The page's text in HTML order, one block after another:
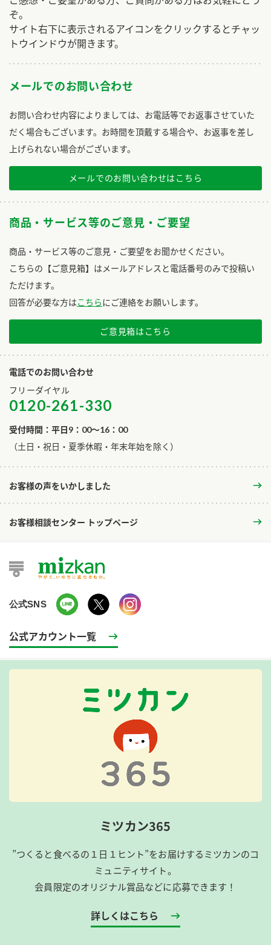
ぞ。
サイト右下に表示されるアイコンをクリックするとチャッ
トウインドウが開きます。
メールでのお問い合わせ
お問い合わせ内容によりましては、お電話等でお返事させていた
だく場合もございます。お時間を頂戴する場合や、お返事を差し
上げられない場合がございます。
メールでのお問い合わせはこちら
商品・サービス等のご意見・ご要望
商品・サービス等のご意見・ご要望をお聞かせください。
こちらの【ご意見箱】はメールアドレスと電話番号のみで投稿い
ただけます。
回答が必要な方はこちらにご連絡をお願いします。
ご意見箱はこちら
電話でのお問い合わせ
フリーダイヤル
0120-261-330
受付時間：平日9：00～16：00
​（土日・祝日・夏季休暇・年末年始を除く）
お客様の声をいかしました
お客様相談センター トップページ
公式SNS
公式アカウント一覧
ミツカン365
”つくると食べるの１日１ヒント”をお届けするミツカンのコ
ミュニティサイト。
会員限定のオリジナル賞品などに応募できます！
詳しくはこちら